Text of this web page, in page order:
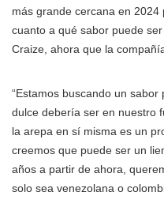
más grande cercana en
cuanto a qué sabor puede
Craize, ahora que la
“Estamos buscando un
dulce debería ser en nuestro
la arepa en sí misma es un
creemos que puede ser un
años a partir de ahora,
solo sea venezolana o